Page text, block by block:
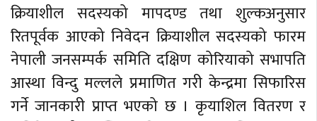
क्रियाशील सदस्यको मापदण्ड तथा शुल्कअनुसार
रितपूर्वक आएको निवेदन क्रियाशील सदस्यको फारम
नेपाली जनसम्पर्क समिति दक्षिण कोरियाको सभापति
आस्था विन्दु मल्लले प्रमाणित गरी केन्द्रमा सिफारिस
गर्ने जानकारी प्राप्त भएको छ । कृयाशिल वितरण र